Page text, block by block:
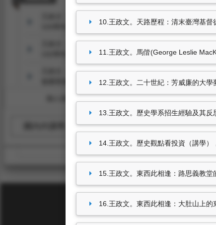
教學授課
國內外講學／研究／演講 參與國際學術活動
103學年度「優良導師獎」。
王政文（.發表，2013.12得獎）。東海大學102學年度
102學年度「教學優良獎」。
王政文（.發表，2009.02得獎）。斐陶斐榮譽學會榮譽
10.王政文。天路歷程：清末臺灣基
11.王政文。馬偕(George Leslie
12.王政文。二十世紀：芳威廉的大
13.王政文。歷史學系招生經驗及其
14.王政文。歷史觀點看投資（講學
15.王政文。東西此相逢：路思義教
16.王政文。東西此相逢：大肚山上